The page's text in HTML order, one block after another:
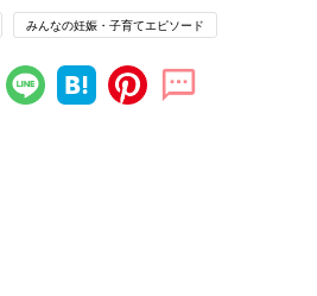
ってしまいます」（らっきー）
ンハニー
チミツ！逆さボトルで出しやすいし適
みんなの妊娠・子育てエピソード